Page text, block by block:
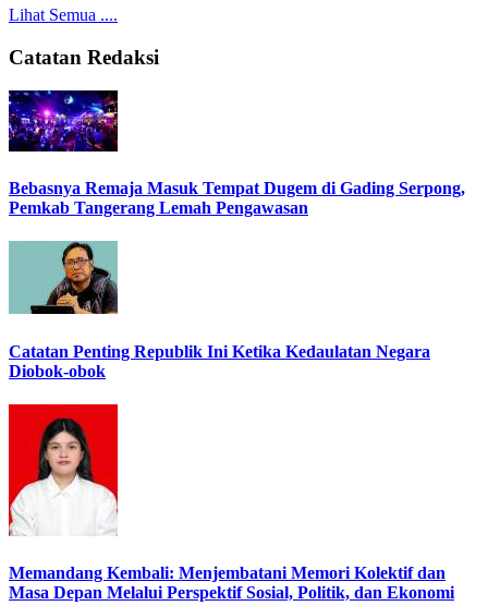
Lihat Semua ....
Catatan Redaksi
Bebasnya Remaja Masuk Tempat Dugem di Gading Serpong,
Pemkab Tangerang Lemah Pengawasan
Catatan Penting Republik Ini Ketika Kedaulatan Negara
Diobok-obok
Memandang Kembali: Menjembatani Memori Kolektif dan
Masa Depan Melalui Perspektif Sosial, Politik, dan Ekonomi